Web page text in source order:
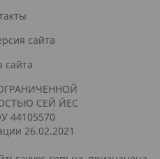
сайта
сайта
СЕЙ ЙЕС
44105570
26.02.2021